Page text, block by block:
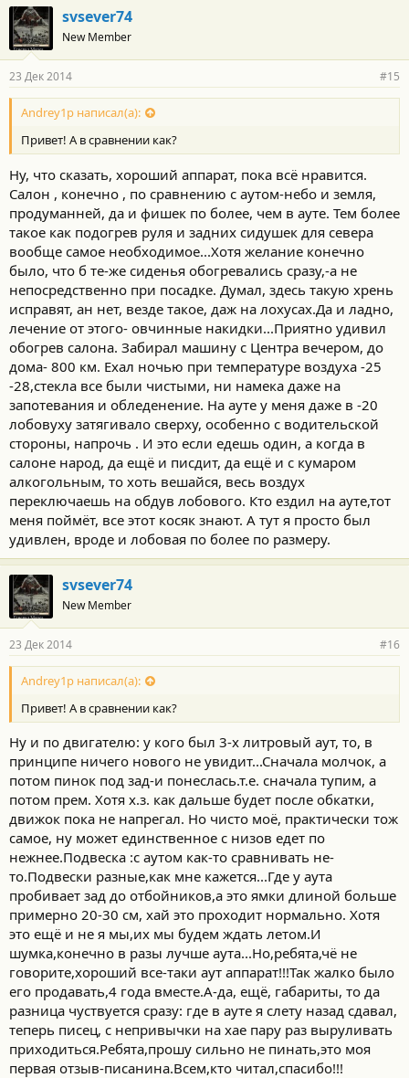
svsever74
New Member
23 Дек 2014 #15
Andrey1p написал(а):
Привет! А в сравнении как?
Ну, что сказать, хороший аппарат, пока всё нравится.
Салон , конечно , по сравнению с аутом-небо и земля,
продуманней, да и фишек по более, чем в ауте. Тем более
такое как подогрев руля и задних сидушек для севера
вообще самое необходимое...Хотя желание конечно
было, что б те-же сиденья обогревались сразу,-а не
непосредственно при посадке. Думал, здесь такую хрень
исправят, ан нет, везде такое, даж на лохусах.Да и ладно,
лечение от этого- овчинные накидки...Приятно удивил
обогрев салона. Забирал машину с Центра вечером, до
дома- 800 км. Ехал ночью при температуре воздуха -25
-28,стекла все были чистыми, ни намека даже на
запотевания и обледенение. На ауте у меня даже в -20
лобовуху затягивало сверху, особенно с водительской
стороны, напрочь . И это если едешь один, а когда в
салоне народ, да ещё и писдит, да ещё и с кумаром
алкогольным, то хоть вешайся, весь воздух
переключаешь на обдув лобового. Кто ездил на ауте,тот
меня поймёт, все этот косяк знают. А тут я просто был
удивлен, вроде и лобовая по более по размеру.
svsever74
New Member
23 Дек 2014 #16
Andrey1p написал(а):
Привет! А в сравнении как?
Ну и по двигателю: у кого был 3-х литровый аут, то, в
принципе ничего нового не увидит...Сначала молчок, а
потом пинок под зад-и понеслась.т.е. сначала тупим, а
потом прем. Хотя х.з. как дальше будет после обкатки,
движок пока не напрегал. Но чисто моё, практически тож
самое, ну может единственное с низов едет по
нежнее.Подвеска :с аутом как-то сравнивать не-
то.Подвески разные,как мне кажется...Где у аута
пробивает зад до отбойников,а это ямки длиной больше
примерно 20-30 см, хай это проходит нормально. Хотя
это ещё и не я мы,их мы будем ждать летом.И
шумка,конечно в разы лучше аута...Но,ребята,чё не
говорите,хороший все-таки аут аппарат!!!Так жалко было
его продавать,4 года вместе.А-да, ещё, габариты, то да
разница чуствуется сразу: где в ауте я слету назад сдавал,
теперь писец, с непривычки на хае пару раз выруливать
приходиться.Ребята,прошу сильно не пинать,это моя
первая отзыв-писанина.Всем,кто читал,спасибо!!!